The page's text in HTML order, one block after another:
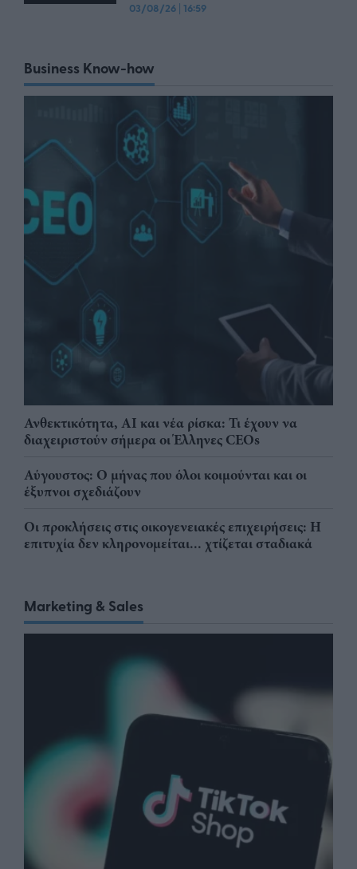
03/08/26 | 16:59
Business Know-how
Ανθεκτικότητα, AI και νέα ρίσκα: Τι έχουν να
διαχειριστούν σήμερα οι Έλληνες CEOs
Αύγουστος: Ο μήνας που όλοι κοιμούνται και οι
έξυπνοι σχεδιάζουν
Οι προκλήσεις στις οικογενειακές επιχειρήσεις: Η
επιτυχία δεν κληρονομείται... χτίζεται σταδιακά
Marketing & Sales